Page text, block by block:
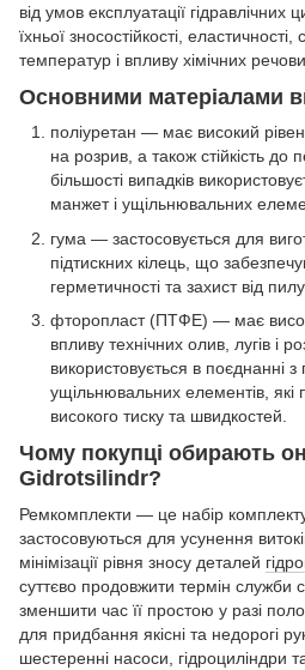
від умов експлуатації гідравлічних
їхньої зносостійкості, еластичності,
температур і впливу хімічних
Основними матеріалами
поліуретан — має високий
на розрив, а також стійкість до
більшості випадків
манжет і ущільнювальних
гума — застосовується для
підтискних кілець, що
герметичності та захист від
фторопласт (ПТФЕ) — має
впливу технічних олив, лугів і
використовується в поєднанні
ущільнювальних елементів,
високого тиску та швидкостей.
Чому покупці обирають
Gidrotsilindr?
Ремкомплекти — це набір
застосовуються для усунення
мінімізації рівня зносу деталей
суттєво продовжити термін служби
зменшити час її простою у разі
для придбання якісні та недорогі
шестеренні насоси, гідроциліндри